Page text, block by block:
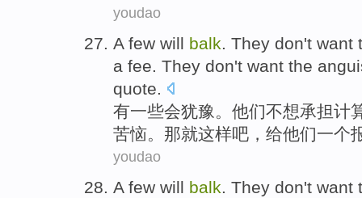
youdao
A few will balk. They don't want
a fee. They don't want the
quote.
有一些会犹豫 。 他们不想承担计
苦恼。 那就这样吧 ， 给他们一个
youdao
A few will balk They don't want